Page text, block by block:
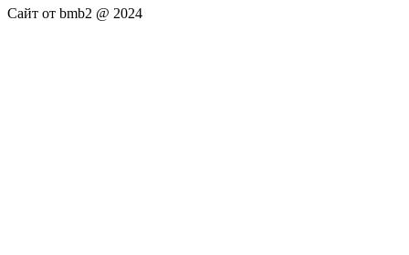
Сайт от bmb2 @ 2024